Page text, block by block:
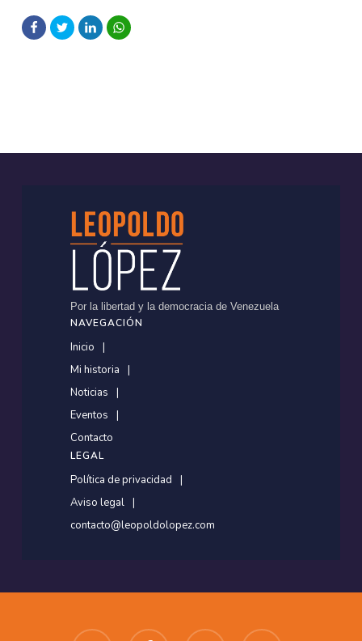
Por la libertad y la democracia de Venezuela
NAVEGACIÓN
Inicio
Mi historia
Noticias
Eventos
Contacto
LEGAL
Política de privacidad
Aviso legal
contacto@leopoldolopez.com
twitter facebook youtube instagram